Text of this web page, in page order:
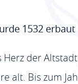
1532 erbaut
Herz der
alt. Bis zum